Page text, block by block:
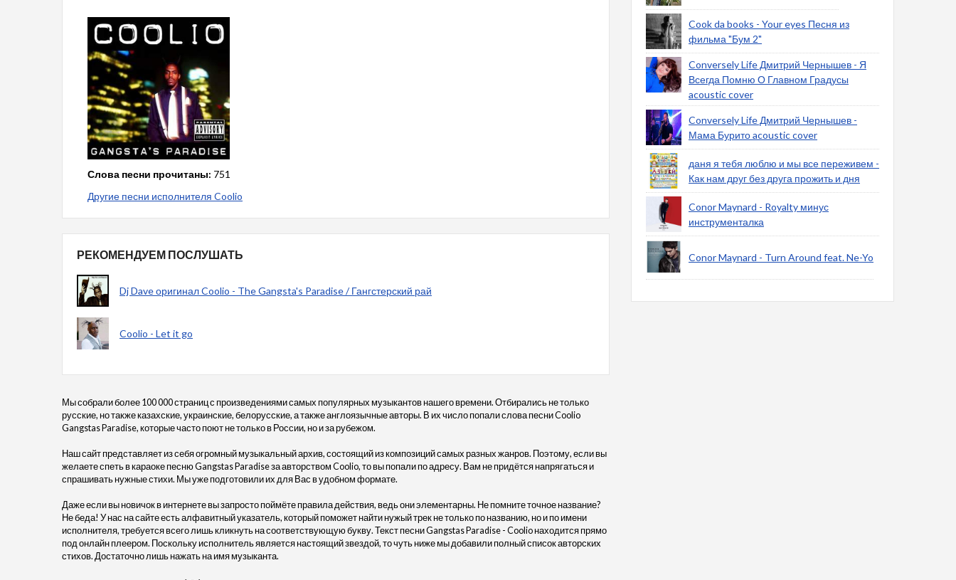
Слова песни прочитаны: 751
Другие песни исполнителя Coolio
РЕКОМЕНДУЕМ ПОСЛУШАТЬ
Dj Dave оригинал Coolio - The Gangsta's Paradise / Гангстерский рай
Coolio - Let it go
Мы собрали более 100 000 страниц с произведениями самых популярных музыкантов нашего времени. Отбирались не только
русские, но также казахские, украинские, белорусские, а также англоязычные авторы. В их число попали слова песни Coolio
Gangstas Paradise, которые часто поют не только в России, но и за рубежом.
Наш сайт представляет из себя огромный музыкальный архив, состоящий из композиций самых разных жанров. Поэтому, если вы
желаете спеть в караоке песню Gangstas Paradise за авторством Coolio, то вы попали по адресу. Вам не придётся напрягаться и
спрашивать нужные стихи. Мы уже подготовили их для Вас в удобном формате.
Даже если вы новичок в интернете вы запросто поймёте правила действия, ведь они элементарны. Не помните точное название?
Не беда! У нас на сайте есть алфавитный указатель, который поможет найти нужый трек не только по названию, но и по имени
исполнителя, требуется всего лишь кликнуть на соответствующую букву. Текст песни Gangstas Paradise - Coolio находится прямо
под онлайн плеером. Поскольку исполнитель является настоящий звездой, то чуть ниже мы добавили полный список авторских
стихов. Достаточно лишь нажать на имя музыканта.
Cook da books - Your eyes Песня из
фильма "Бум 2"
Conversely Life Дмитрий Чернышев - Я
Всегда Помню О Главном Градусы
acoustic cover
Conversely Life Дмитрий Чернышев -
Мама Бурито acoustic cover
даня я тебя люблю и мы все переживем -
Как нам друг без друга прожить и дня
Conor Maynard - Royalty минус
инструменталка
Conor Maynard - Turn Around feat. Ne-Yo